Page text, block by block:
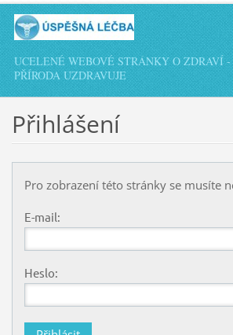
UCELENÉ WEBOVÉ STRÁNKY O ZDRAVÍ -
PŘÍRODA UZDRAVUJE
Přihlášení
Pro zobrazení této stránky se musíte
E-mail:
Heslo: